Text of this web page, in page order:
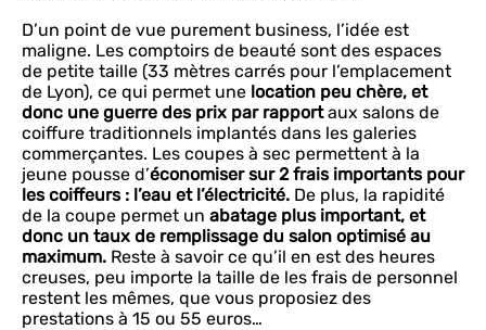
D’un point de vue purement business, l’idée est
maligne. Les comptoirs de beauté sont des espaces
de petite taille (33 mètres carrés pour l’emplacement
de Lyon), ce qui permet une location peu chère, et
donc une guerre des prix par rapportaux salons de
coiffure traditionnels implantés dans les galeries
commerçantes. Les coupes à sec permettent à la
jeune pousse d’économiser sur 2 frais importants pour
les coiffeurs : l’eau et l’électricité. De plus, la rapidité
de la coupe permet un abatage plus important, et
donc un taux de remplissage du salon optimisé au
maximum. Reste à savoir ce qu’il en est des heures
creuses, peu importe la taille de les frais de personnel
restent les mêmes, que vous proposiez des
prestations à 15 ou 55 euros…